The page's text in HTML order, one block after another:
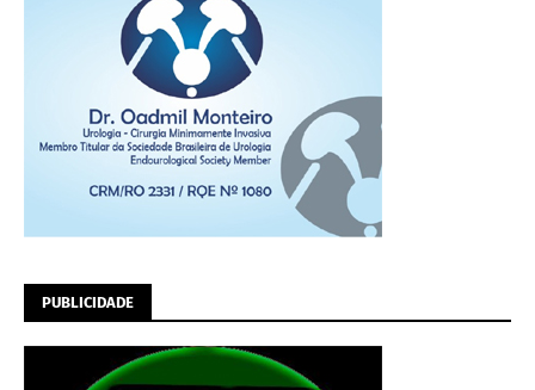
PUBLICIDADE